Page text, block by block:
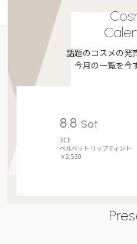
話題のコスメの発
今月の一覧を今
8.8 Sat
3CE
ベルベット リップティント
￥2,530